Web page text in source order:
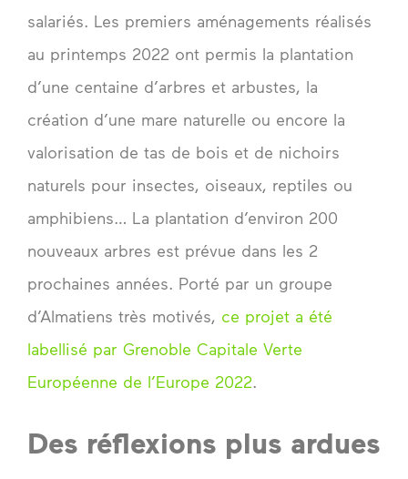
salariés. Les premiers aménagements réalisés
au printemps 2022 ont permis la plantation
d’une centaine d’arbres et arbustes, la
création d’une mare naturelle ou encore la
valorisation de tas de bois et de nichoirs
naturels pour insectes, oiseaux, reptiles ou
amphibiens… La plantation d’environ 200
nouveaux arbres est prévue dans les 2
prochaines années. Porté par un groupe
d’Almatiens très motivés, ce projet a été
labellisé par Grenoble Capitale Verte
Européenne de l’Europe 2022.
Des réflexions plus ardues